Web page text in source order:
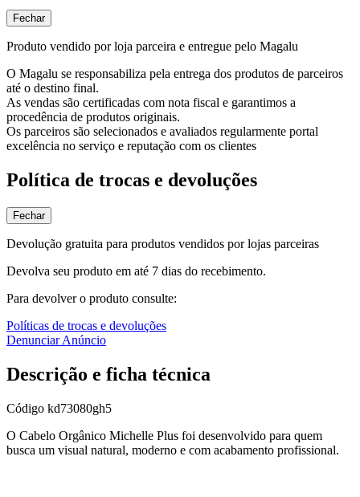
Fechar
Produto vendido por loja parceira e entregue pelo Magalu
O Magalu se responsabiliza pela entrega dos produtos de parceiros
até o destino final.
As vendas são certificadas com nota fiscal e garantimos a
procedência de produtos originais.
Os parceiros são selecionados e avaliados regularmente portal
excelência no serviço e reputação com os clientes
Política de trocas e devoluções
Fechar
Devolução gratuita para produtos vendidos por lojas parceiras
Devolva seu produto em até 7 dias do recebimento.
Para devolver o produto consulte:
Políticas de trocas e devoluções
Denunciar Anúncio
Descrição e ficha técnica
Código kd73080gh5
O Cabelo Orgânico Michelle Plus foi desenvolvido para quem
busca um visual natural, moderno e com acabamento profissional.